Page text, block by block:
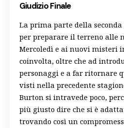
Giudizio Finale
La prima parte della
per preparare il terreno alle
Mercoledì e ai nuovi misteri
coinvolta, oltre che ad
personaggi e a far ritornare
visti nella precedente
Burton si intravede poco,
più giusto dire che si è
trovando così un